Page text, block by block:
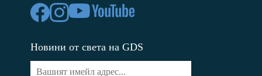
Новини от света на GDS